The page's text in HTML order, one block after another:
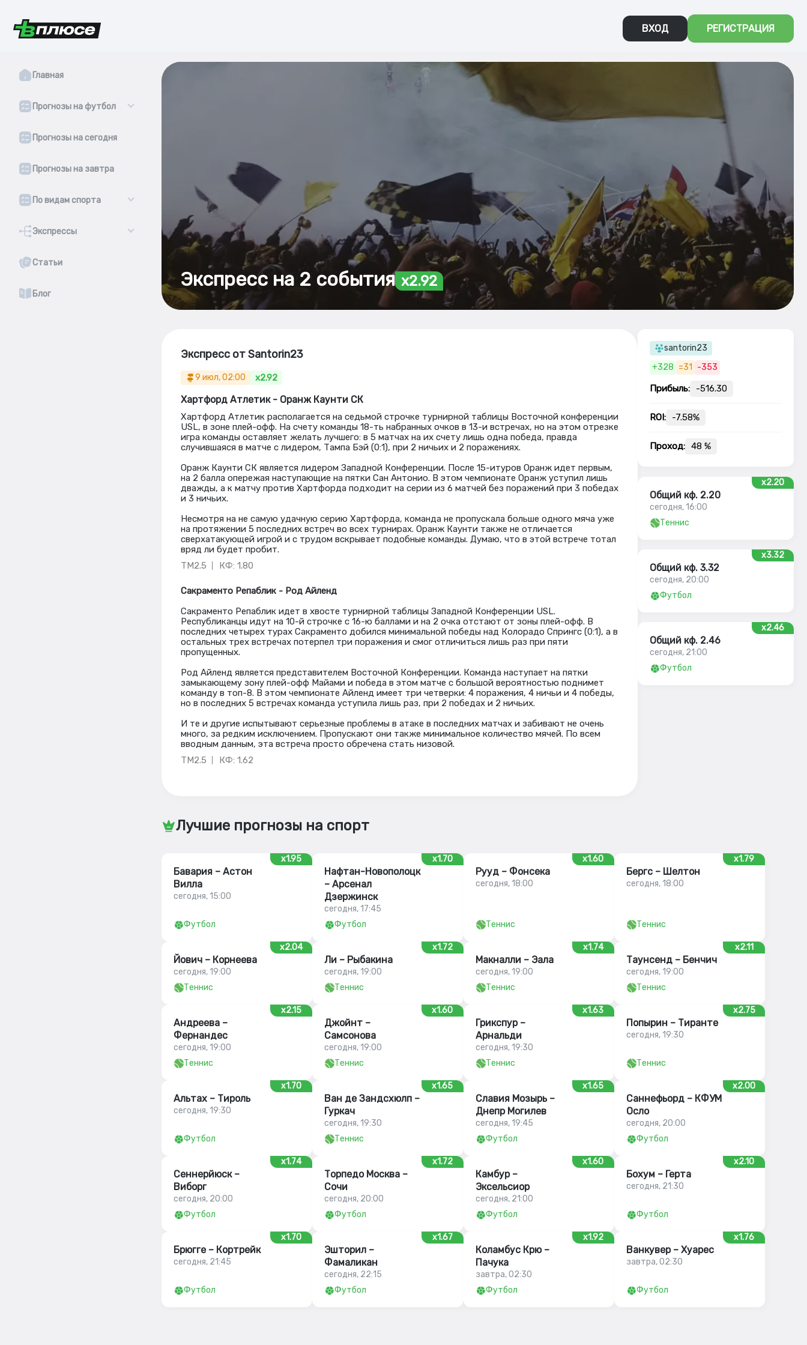
ВХОД РЕГИСТРАЦИЯ
Главная
Прогнозы на футбол
Прогнозы на сегодня
Прогнозы на завтра
По видам спорта
Экспрессы
Статьи
Блог
Экспресс на 2 события x2.92
Экспресс от Santorin23
9 июл, 02:00 x2.92
Хартфорд Атлетик - Оранж Каунти СК
Хартфорд Атлетик располагается на седьмой строчке турнирной таблицы Восточной конференции
USL, в зоне плей-офф. На счету команды 18-ть набранных очков в 13-и встречах, но на этом отрезке
игра команды оставляет желать лучшего: в 5 матчах на их счету лишь одна победа, правда
случившаяся в матче с лидером, Тампа Бэй (0:1), при 2 ничьих и 2 поражениях.
Оранж Каунти СК является лидером Западной Конференции. После 15-итуров Оранж идет первым,
на 2 балла опережая наступающие на пятки Сан Антонио. В этом чемпионате Оранж уступил лишь
дважды, а к матчу против Хартфорда подходит на серии из 6 матчей без поражений при 3 победах
и 3 ничьих.
Несмотря на не самую удачную серию Хартфорда, команда не пропускала больше одного мяча уже
на протяжении 5 последних встреч во всех турнирах. Оранж Каунти также не отличается
сверхатакующей игрой и с трудом вскрывает подобные команды. Думаю, что в этой встрече тотал
вряд ли будет пробит.
ТМ2.5
КФ: 1.80
Сакраменто Репаблик - Род Айленд
Сакраменто Репаблик идет в хвосте турнирной таблицы Западной Конференции USL.
Республиканцы идут на 10-й строчке с 16-ю баллами и на 2 очка отстают от зоны плей-офф. В
последних четырех турах Сакраменто добился минимальной победы над Колорадо Спрингс (0:1), а в
остальных трех встречах потерпел три поражения и смог отличиться лишь раз при пяти
пропущенных.
Род Айленд является представителем Восточной Конференции. Команда наступает на пятки
замыкающему зону плей-офф Майами и победа в этом матче с большой вероятностью поднимет
команду в топ-8. В этом чемпионате Айленд имеет три четверки: 4 поражения, 4 ничьи и 4 победы,
но в последних 5 встречах команда уступила лишь раз, при 2 победах и 2 ничьих.
И те и другие испытывают серьезные проблемы в атаке в последних матчах и забивают не очень
много, за редким исключением. Пропускают они также минимальное количество мячей. По всем
вводным данным, эта встреча просто обречена стать низовой.
ТМ2.5
КФ: 1.62
santorin23
+328 =31 -353
Прибыль: -516.30
ROI: -7.58%
Проход: 48 %
x2.20
Общий кф. 2.20
сегодня, 16:00
Теннис
x3.32
Общий кф. 3.32
сегодня, 20:00
Футбол
x2.46
Общий кф. 2.46
сегодня, 21:00
Футбол
Лучшие прогнозы на спорт
x1.95
Бавария – Астон
Вилла
сегодня, 15:00
Футбол
x1.70
Нафтан-Новополоцк
– Арсенал
Дзержинск
сегодня, 17:45
Футбол
x1.60
Рууд – Фонсека
сегодня, 18:00
Теннис
x1.79
Бергс – Шелтон
сегодня, 18:00
Теннис
x2.04
Йович – Корнеева
сегодня, 19:00
Теннис
x1.72
Ли – Рыбакина
сегодня, 19:00
Теннис
x1.74
Макналли – Эала
сегодня, 19:00
Теннис
x2.11
Таунсенд – Бенчич
сегодня, 19:00
Теннис
x2.15
Андреева –
Фернандес
сегодня, 19:00
Теннис
x1.60
Джойнт –
Самсонова
сегодня, 19:00
Теннис
x1.63
Грикспур –
Арнальди
сегодня, 19:30
Теннис
x2.75
Попырин – Тиранте
сегодня, 19:30
Теннис
x1.70
Альтах – Тироль
сегодня, 19:30
Футбол
x1.65
Ван де Зандсхюлп –
Гуркач
сегодня, 19:30
Теннис
x1.65
Славия Мозырь –
Днепр Могилев
сегодня, 19:45
Футбол
x2.00
Саннефьорд – КФУМ
Осло
сегодня, 20:00
Футбол
x1.74
Сеннерйюск –
Виборг
сегодня, 20:00
Футбол
x1.72
Торпедо Москва –
Сочи
сегодня, 20:00
Футбол
x1.60
Камбур –
Эксельсиор
сегодня, 21:00
Футбол
x2.10
Бохум – Герта
сегодня, 21:30
Футбол
x1.70
Брюгге – Кортрейк
сегодня, 21:45
Футбол
x1.67
Эшторил –
Фамаликан
сегодня, 22:15
Футбол
x1.92
Коламбус Крю –
Пачука
завтра, 02:30
Футбол
x1.76
Ванкувер – Хуарес
завтра, 02:30
Футбол